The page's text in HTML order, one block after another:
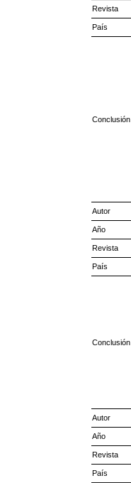
Revista
País
Conclusión
Autor
Año
Revista
País
Conclusión
Autor
Año
Revista
País